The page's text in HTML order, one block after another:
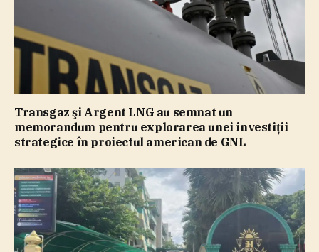
Transgaz şi Argent LNG au semnat un
memorandum pentru explorarea unei investiţii
strategice în proiectul american de GNL